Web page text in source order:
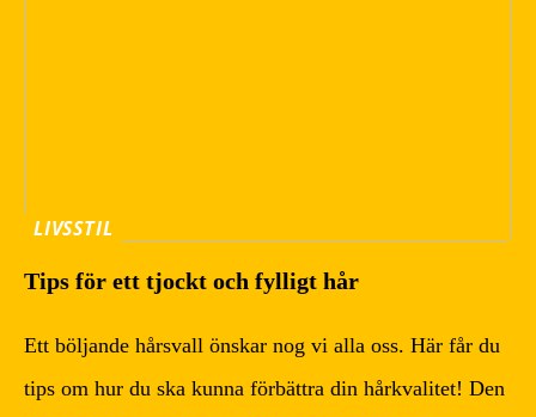
LIVSSTIL
Tips för ett tjockt och fylligt hår
Ett böljande hårsvall önskar nog vi alla oss. Här får du
tips om hur du ska kunna förbättra din hårkvalitet! Den